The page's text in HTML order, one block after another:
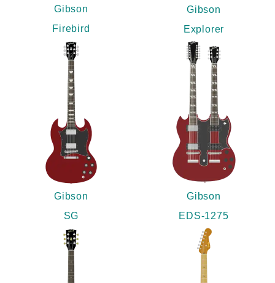
Gibson
Firebird
Gibson
Explorer
Gibson
SG
Gibson
EDS-1275